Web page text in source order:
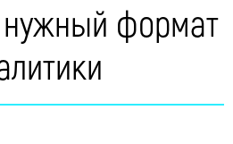
формат